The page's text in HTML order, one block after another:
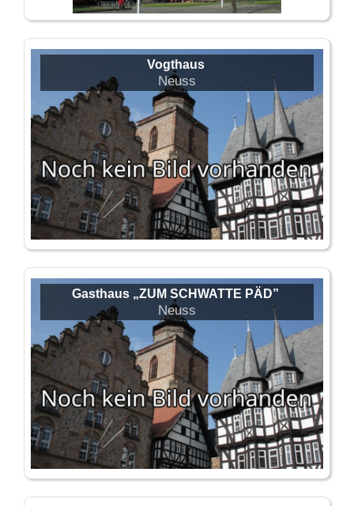
Vogthaus
Neuss
Gasthaus „ZUM SCHWATTE PÄD”
Neuss